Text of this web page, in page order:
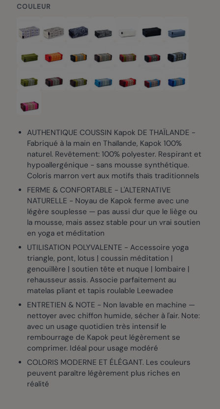
COULEUR
AUTHENTIQUE COUSSIN Kapok DE THAÏLANDE -
Fabriqué à la main en Thaïlande, Kapok 100%
naturel. Revêtement: 100% polyester. Respirant et
hypoallergénique - sans mousse synthétique.
Coloris marron vert aux motifs thaïs traditionnels
FERME & CONFORTABLE - L'ALTERNATIVE
NATURELLE - Noyau de Kapok ferme avec une
légère souplesse — pas aussi dur que le liège ou
la mousse, mais assez stable pour un vrai soutien
en yoga et méditation
UTILISATION POLYVALENTE - Accessoire yoga
triangle, pont, lotus | coussin méditation |
genouillère | soutien tête et nuque | lombaire |
rehausseur assis. Associe parfaitement au
matelas pliant et tapis roulable Leewadee
ENTRETIEN & NOTE - Non lavable en machine —
nettoyer avec chiffon humide, sécher à l'air. Note:
avec un usage quotidien très intensif le
rembourrage de Kapok peut légèrement se
comprimer. Idéal pour usage modéré
COLORIS MODERNE ET ÉLÉGANT. Les couleurs
peuvent paraître légèrement plus riches en
réalité